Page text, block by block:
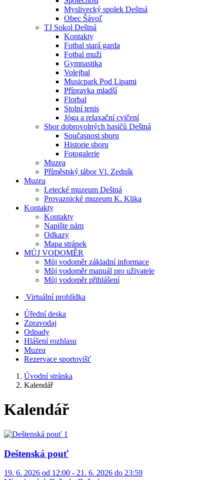
Myslivecký spolek Deštná
Obec Šávoľ
TJ Sokol Deštná
Kontakty
Fotbal stará garda
Fotbal muži
Gymnastika
Volejbal
Musicpark Pod Lipami
Přípravka mladší
Florbal
Stolní tenis
Jóga a relaxační cvičení
Sbor dobrovolných hasičů Deštná
Současnost sboru
Historie sboru
Fotogalerie
Muzea
Příměstský tábor Vl. Zedník
Muzea
Letecké muzeum Deštná
Provaznické muzeum K. Klika
Kontakty
Kontakty
Napište nám
Odkazy
Mapa stránek
MŮJ VODOMĚR
Můj vodoměr základní informace
Můj vodoměr manuál pro uživatele
Můj vodoměr přihlášení
Virtuální prohlídka
Úřední deska
Zpravodaj
Odpady
Hlášení rozhlasu
Muzea
Rezervace sportovišť
Úvodní stránka
Kalendář
Kalendář
Deštenská pouť
19. 6. 2026 od 12:00 - 21. 6. 2026 do 23:59